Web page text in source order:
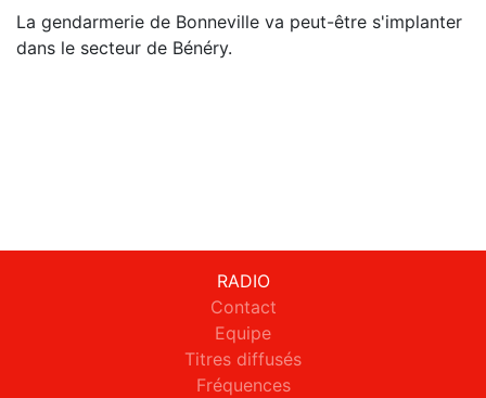
La gendarmerie de Bonneville va peut-être s'implanter
dans le secteur de Bénéry.
RADIO
Contact
Equipe
Titres diffusés
Fréquences